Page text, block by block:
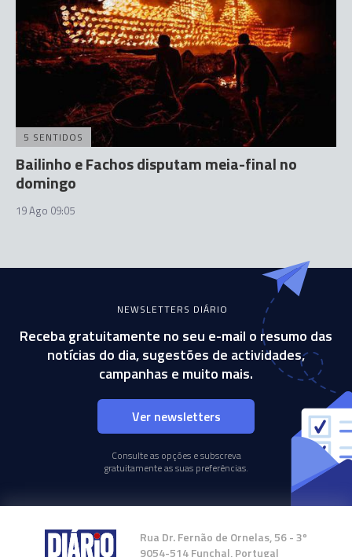
5 SENTIDOS
Bailinho e Fachos disputam meia-final no
domingo
19 Ago 09:05
NEWSLETTERS DIÁRIO
Receba gratuitamente no seu e-mail o resumo das
notícias do dia, sugestões de actividades,
campanhas e muito mais.
Ver newsletters
Consulte as opções e subscreva
gratuitamente as suas preferências.
Rua Dr. Fernão de Ornelas, 56 - 3º
9054-514 Funchal, Portugal